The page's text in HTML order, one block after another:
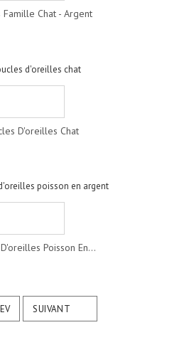
Famille Chat - Argent
D'oreilles Chat
Poisson En...
SUIVANT